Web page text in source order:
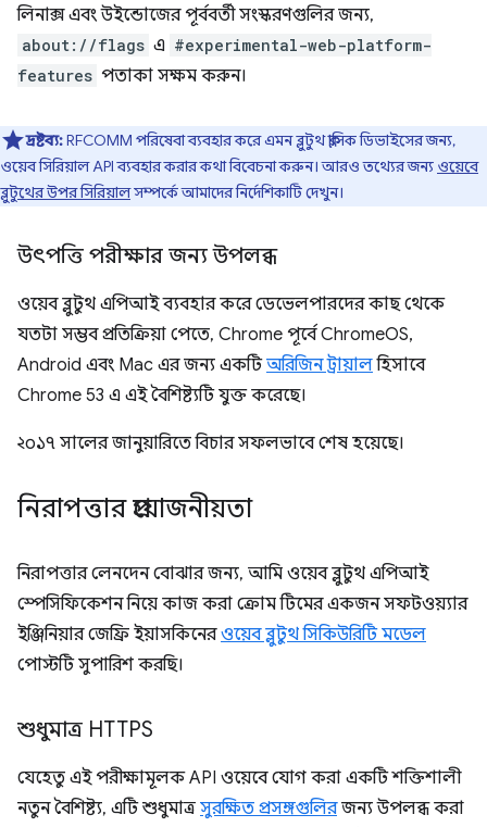
লিনাক্স এবং উইন্ডোজের পূর্ববর্তী সংস্করণগুলির জন্য,
about://flags এ #experimental-web-platform-
features পতাকা সক্ষম করুন।
দ্রষ্টব্য:RFCOMM পরিষেবা ব্যবহার করে এমন ব্লুটুথ ক্লাসিক ডিভাইসের জন্য,
ওয়েব সিরিয়াল API ব্যবহার করার কথা বিবেচনা করুন। আরও তথ্যের জন্য ওয়েবে
ব্লুটুথের উপর সিরিয়ালসম্পর্কে আমাদের নির্দেশিকাটি দেখুন।
উৎপত্তি পরীক্ষার জন্য উপলব্ধ
ওয়েব ব্লুটুথ এপিআই ব্যবহার করে ডেভেলপারদের কাছ থেকে
যতটা সম্ভব প্রতিক্রিয়া পেতে, Chrome পূর্বে ChromeOS,
Android এবং Mac এর জন্য একটিঅরিজিন ট্রায়ালহিসাবে
Chrome 53 এ এই বৈশিষ্ট্যটি যুক্ত করেছে।
২০১৭ সালের জানুয়ারিতে বিচার সফলভাবে শেষ হয়েছে।
নিরাপত্তার প্রয়োজনীয়তা
নিরাপত্তার লেনদেন বোঝার জন্য, আমি ওয়েব ব্লুটুথ এপিআই
স্পেসিফিকেশন নিয়ে কাজ করা ক্রোম টিমের একজন সফটওয়্যার
ইঞ্জিনিয়ার জেফ্রি ইয়াসকিনেরওয়েব ব্লুটুথ সিকিউরিটি মডেল
পোস্টটি সুপারিশ করছি।
শুধুমাত্র HTTPS
যেহেতু এই পরীক্ষামূলক API ওয়েবে যোগ করা একটি শক্তিশালী
নতুন বৈশিষ্ট্য, এটি শুধুমাত্র সুরক্ষিত প্রসঙ্গগুলিরজন্য উপলব্ধ করা